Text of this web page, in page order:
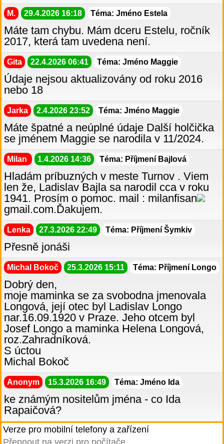
M. 29.4.2026 16:18 Téma: Jméno Estela
Máte tam chybu. Mám dceru Estelu, ročník
2017, která tam uvedena není.
Gita 22.4.2026 06:41 Téma: Jméno Maggie
Údaje nejsou aktualizovány od roku 2016
nebo 18
Jarka 2.4.2026 23:52 Téma: Jméno Maggie
Máte špatné a neúplné údaje Další holčička
se jménem Maggie se narodila v 11/2024.
Milan 1.4.2026 14:36 Téma: Příjmení Bajlová
Hladám príbuzných v meste Turnov . Viem
len že, Ladislav Bajla sa narodil cca v roku
1941. Prosím o pomoc. mail : milanfisan
gmail.com.Ďakujem.
Lenka 27.3.2026 22:49 Téma: Příjmení Šymkiv
Přesně jonáši
Michal Bokoč 25.3.2026 15:11 Téma: Příjmení Longo
Dobrý den,
moje maminka se za svobodna jmenovala
Longová, její otec byl Ladislav Longo
nar.16.09.1920 v Praze. Jeho otcem byl
Josef Longo a maminka Helena Longová,
roz.Zahradníková.
S úctou
Michal Bokoč
Anonym 15.3.2026 16:49 Téma: Jméno Ida
ke známým nositelům jména - co Ida
Rapaičová?
Verze pro mobilní telefony a zařízení